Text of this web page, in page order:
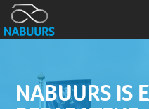
NABUURS IS